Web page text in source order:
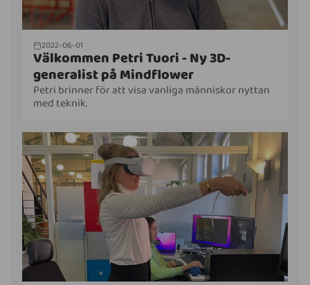
2022-06-01
Välkommen Petri Tuori - Ny 3D-
generalist på Mindflower
Petri brinner för att visa vanliga människor nyttan
med teknik.